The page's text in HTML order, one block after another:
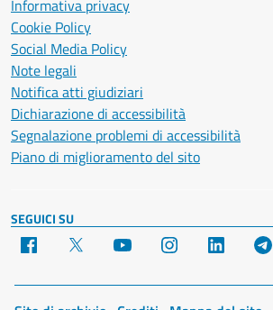
Informativa privacy
Cookie Policy
Social Media Policy
Note legali
Notifica atti giudiziari
Dichiarazione di accessibilità
Segnalazione problemi di accessibilità
Piano di miglioramento del sito
SEGUICI SU
Facebook YouTube Instagram LinkedIn